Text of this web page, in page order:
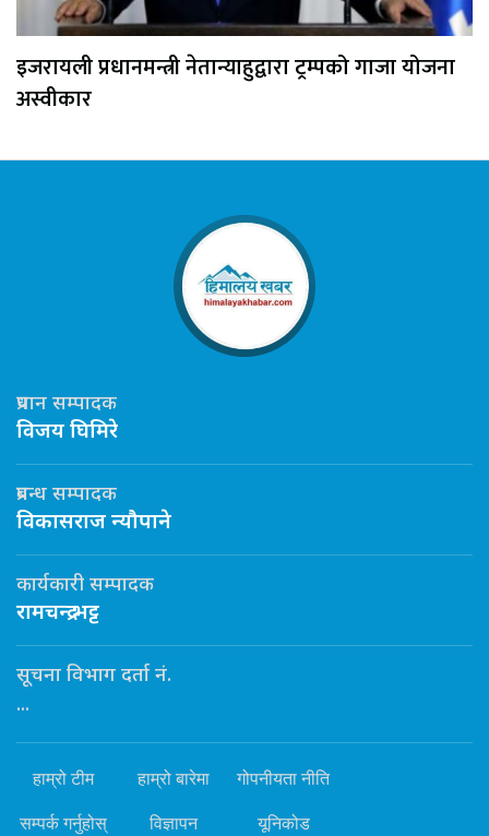
इजरायली प्रधानमन्त्री नेतान्याहुद्वारा ट्रम्पको गाजा योजना
अस्वीकार
प्रधान सम्पादक
विजय घिमिरे
प्रबन्ध सम्पादक
विकासराज न्यौपाने
कार्यकारी सम्पादक
रामचन्द्र भट्ट
सूचना विभाग दर्ता नं.
...
हाम्रो टीम हाम्रो बारेमा गोपनीयता नीति
सम्पर्क गर्नुहोस् विज्ञापन यूनिकोड